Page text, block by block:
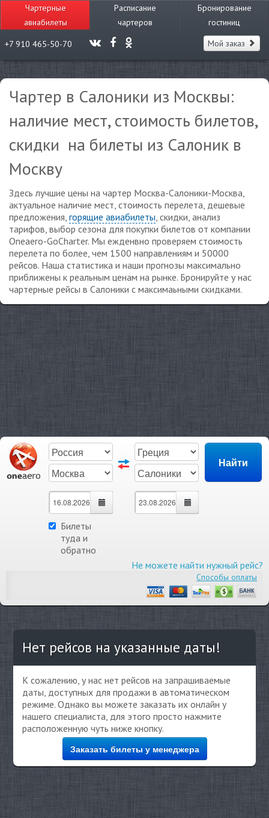
Чартерные
авиабилеты
Расписание
чартеров
Бронирование
гостиниц
+7 910 465-50-70
Мой заказ
Чартер в Салоники из Москвы:
наличие мест, стоимость билетов,
скидки на билеты из Салоник в
Москву
Здесь лучшие цены на чартер Москва-Салоники-Москва,
актуальное наличие мест, стоимость перелета, дешевые
предложения, горящие авиабилеты, скидки, анализ
тарифов, выбор сезона для покупки билетов от компании
Oneaero-GoCharter. Мы ежденвно проверяем стоимость
перелета по более, чем 1500 направлениям и 50000
рейсов. Наша статистика и наши прогнозы максимально
приближены к реальным ценам на рынке. Бронируйте у нас
чартерные рейсы в Салоники с максимаьными скидками.
Билеты
туда и
обратно
Не можете найти нужный рейс?
Способы оплаты
Нет рейсов на указанные даты!
К сожалению, у нас нет рейсов на запрашиваемые
даты, доступных для продажи в автоматическом
режиме. Однако вы можете заказать их онлайн у
нашего специалиста, для этого просто нажмите
расположенную чуть ниже кнопку.
Заказать билеты у менеджера